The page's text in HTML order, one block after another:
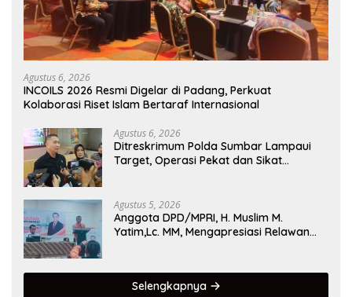
Agustus 6, 2026
INCOILS 2026 Resmi Digelar di Padang, Perkuat
Kolaborasi Riset Islam Bertaraf Internasional
Agustus 6, 2026
Ditreskrimum Polda Sumbar Lampaui
Target, Operasi Pekat dan Sikat
Agustus 5, 2026
Anggota DPD/MPRI, H. Muslim M.
Yatim,Lc. MM, Mengapresiasi Relawan
Selengkapnya